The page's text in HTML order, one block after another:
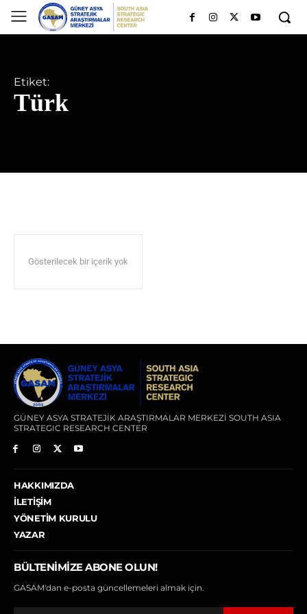
Etiket:
Türk
Gösterilecek bir içerik yok
GÜNEY ASYA STRATEJİK ARAŞTIRMALAR MERKEZİ SOUTH ASIA
STRATEGIC RESEARCH CENTER
HAKKIMIZDA
İLETIŞIM
YÖNETIM KURULU
YAZAR
BÜLTENIMIZE ABONE OLUN!
GASAM'dan e-posta güncellemeleri almak için.